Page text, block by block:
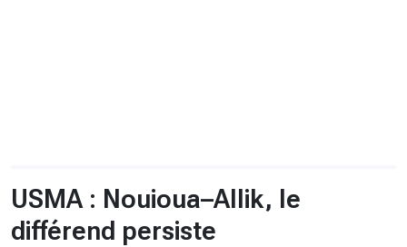
USMA : Nouioua–Allik, le
différend persiste